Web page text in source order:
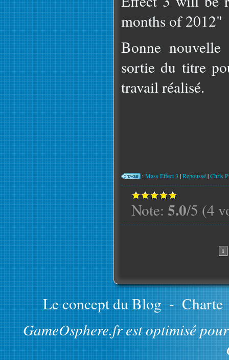
months of 2012"
Bonne
sortie du titre
travail réalisé.
:Mass Effect 3 |Repoussé|Chris
Note: 5.0/5 (4
1
Le concept du Blog - Charte
GameOsphere.fr est optimisé